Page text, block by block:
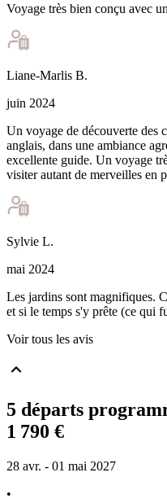
Voyage très bien conçu avec
Liane-Marlis B.
juin 2024
Un voyage de découverte des
anglais, dans une ambiance
excellente guide. Un voyage
visiter autant de merveilles en
Sylvie L.
mai 2024
Les jardins sont magnifiques.
et si le temps s'y prête (ce qui
Voir tous les avis
5 départs
1 790 €
28 avr. - 01 mai 2027
•